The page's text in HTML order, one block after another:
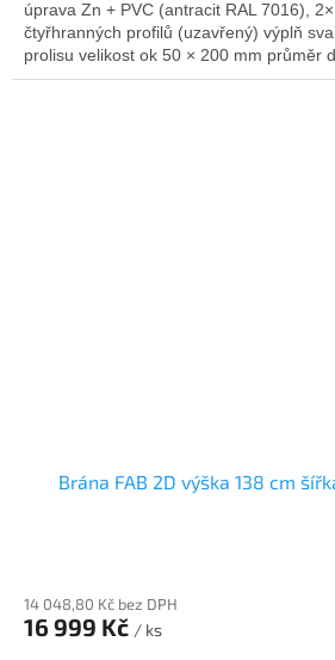
úprava Zn + PVC (antracit RAL 7016),
čtyřhranných profilů (uzavřený) výplň
prolisu velikost ok 50 × 200 mm průměr
Brána FAB 2D výška 138 cm
14 048,80 Kč bez DPH
16 999 Kč / ks